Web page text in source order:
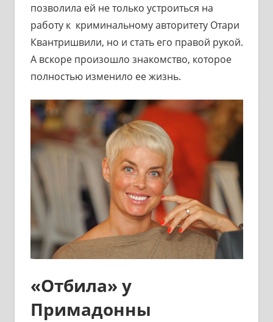
позволила ей не только устроиться на
работу к криминальному авторитету Отари
Квантришвили, но и стать его правой рукой.
А вскоре произошло знакомство, которое
полностью изменило ее жизнь.
«Отбила» у
Примадонны